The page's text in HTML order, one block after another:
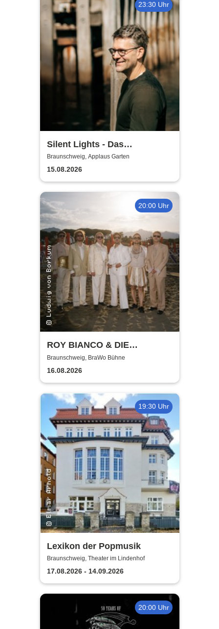
23:30 Uhr
Silent Lights - Das
Mitternachtskonzert
Braunschweig, Applaus Garten
15.08.2026
20:00 Uhr
ROY BIANCO & DIE
ABBRUNZATI BOYS - LIVE
2026
Braunschweig, BraWo Bühne
16.08.2026
19:30 Uhr
Lexikon der Popmusik
Braunschweig, Theater im Lindenhof
17.08.2026 - 14.09.2026
20:00 Uhr